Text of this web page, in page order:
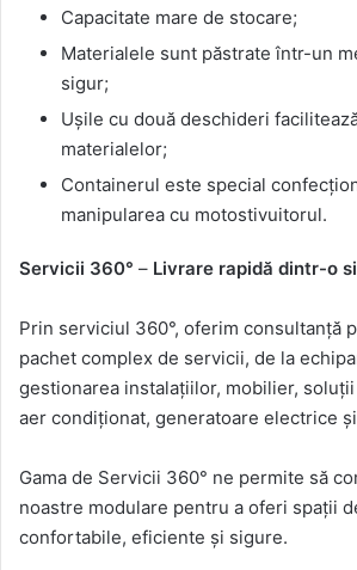
Capacitate mare de stocare;
Materialele sunt păstrate într-un
sigur;
Ușile cu două deschideri
materialelor;
Containerul este special
manipularea cu motostivuitorul.
Servicii 360° – Livrare rapidă dintr-o
Prin serviciul 360°, oferim consultanță
pachet complex de servicii, de la
gestionarea instalațiilor, mobilier,
aer condiționat, generatoare electrice
Gama de Servicii 360° ne permite să
noastre modulare pentru a oferi spații
confortabile, eficiente și sigure.